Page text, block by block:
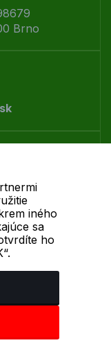
Brno
|Spracovanie
iného
sa
ho